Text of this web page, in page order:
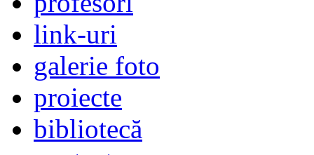
link-uri
galerie foto
proiecte
bibliotecă